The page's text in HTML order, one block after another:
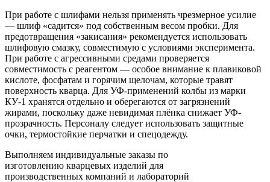
При работе с шлифами нельзя применять чрезмерное усилие
— шлиф «садится» под собственным весом пробки. Для
предотвращения «закисания» рекомендуется использовать
шлифовую смазку, совместимую с условиями эксперимента.
При работе с агрессивными средами проверяется
совместимость с реагентом — особое внимание к плавиковой
кислоте, фосфатам и горячим щелочам, которые травят
поверхность кварца. Для УФ-применений колбы из марки
КУ-1 хранятся отдельно и оберегаются от загрязнений
жирами, поскольку даже невидимая плёнка снижает УФ-
прозрачность. Персоналу следует использовать защитные
очки, термостойкие перчатки и спецодежду.
Выполняем индивидуальные заказы по
изготовлению кварцевых изделий для
производственных компаний и лабораторий